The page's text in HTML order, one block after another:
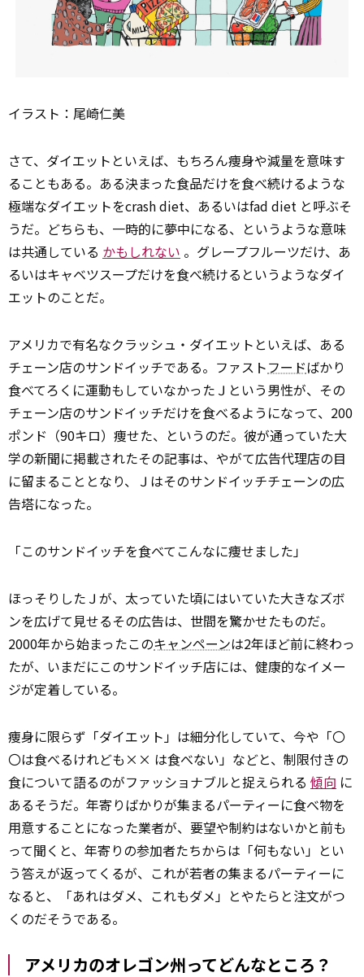
イラスト：尾崎仁美
さて、ダイエットといえば、もちろん痩身や減量を意味す
ることもある。ある決まった食品だけを食べ続けるような
極端なダイエットをcrash diet、あるいはfad diet と呼ぶそ
うだ。どちらも、一時的に夢中になる、というような意味
は共通している かもしれない 。グレープフルーツだけ、あ
るいはキャベツスープだけを食べ続けるというようなダイ
エットのことだ。
アメリカで有名なクラッシュ・ダイエットといえば、ある
チェーン店のサンドイッチである。ファストフードばかり
食べてろくに運動もしていなかったＪという男性が、その
チェーン店のサンドイッチだけを食べるようになって、200
ポンド（90キロ）痩せた、というのだ。彼が通っていた大
学の新聞に掲載されたその記事は、やがて広告代理店の目
に留まることとなり、Ｊはそのサンドイッチチェーンの広
告塔になった。
「このサンドイッチを食べてこんなに痩せました」
ほっそりしたＪが、太っていた頃にはいていた大きなズボ
ンを広げて見せるその広告は、世間を驚かせたものだ。
2000年から始まったこのキャンペーンは2年ほど前に終わっ
たが、いまだにこのサンドイッチ店には、健康的なイメー
ジが定着している。
痩身に限らず「ダイエット」は細分化していて、今や「〇
〇は食べるけれども×× は食べない」などと、制限付きの
食について語るのがファッショナブルと捉えられる 傾向 に
あるそうだ。年寄りばかりが集まるパーティーに食べ物を
用意することになった業者が、要望や制約はないかと前も
って聞くと、年寄りの参加者たちからは「何もない」とい
う答えが返ってくるが、これが若者の集まるパーティーに
なると、「あれはダメ、これもダメ」とやたらと注文がつ
くのだそうである。
アメリカのオレゴン州ってどんなところ？